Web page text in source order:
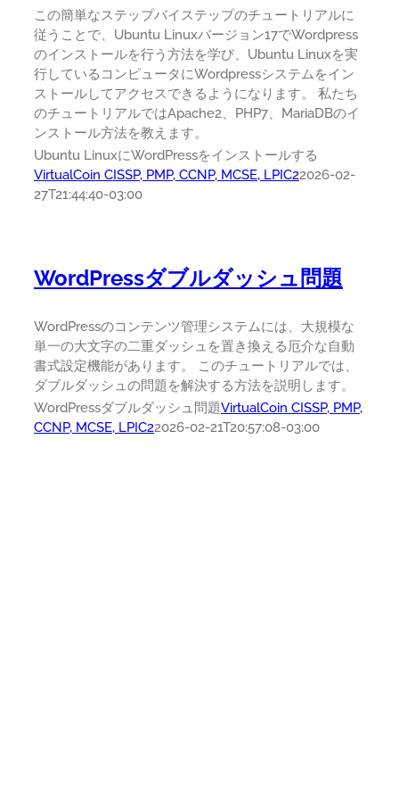
この簡単なステップバイステップのチュートリアルに
従うことで、Ubuntu Linuxバージョン17でWordpress
のインストールを行う方法を学び、Ubuntu Linuxを実
行しているコンピュータにWordpressシステムをイン
ストールしてアクセスできるようになります。 私たち
のチュートリアルではApache2、PHP7、MariaDBのイ
ンストール方法を教えます。
Ubuntu LinuxにWordPressをインストールする
VirtualCoin CISSP, PMP, CCNP, MCSE, LPIC22026-02-
27T21:44:40-03:00
WordPressダブルダッシュ問題
WordPressのコンテンツ管理システムには、大規模な
単一の大文字の二重ダッシュを置き換える厄介な自動
書式設定機能があります。 このチュートリアルでは、
ダブルダッシュの問題を解決する方法を説明します。
WordPressダブルダッシュ問題VirtualCoin CISSP, PMP,
CCNP, MCSE, LPIC22026-02-21T20:57:08-03:00